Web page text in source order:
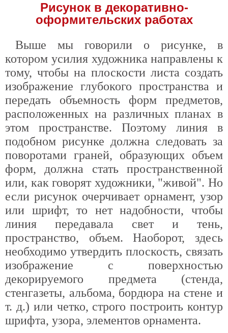
Рисунок в декоративно-
оформительских работах
Выше мы говорили о рисунке, в
котором усилия художника направлены к
тому, чтобы на плоскости листа создать
изображение глубокого пространства и
передать объемность форм предметов,
расположенных на различных планах в
этом пространстве. Поэтому линия в
подобном рисунке должна следовать за
поворотами граней, образующих объем
форм, должна стать пространственной
или, как говорят художники, "живой". Но
если рисунок очерчивает орнамент, узор
или шрифт, то нет надобности, чтобы
линия передавала свет и тень,
пространство, объем. Наоборот, здесь
необходимо утвердить плоскость, связать
изображение с поверхностью
декорируемого предмета (стенда,
стенгазеты, альбома, бордюра на стене и
т. д.) или четко, строго построить контур
шрифта, узора, элементов орнамента.